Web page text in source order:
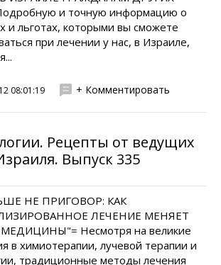
и точную информацию о
и льготах, которыми вы сможете
при лечении у нас, в Израиле,
08:01:19 + Комментировать
Рецепты от ведущих
Выпуск 335
НЕ ПРИГОВОР: КАК
ЛЕЧЕНИЕ МЕНЯЕТ
Несмотря на великие
в химиотерапии, лучевой терапии и
традиционные методы лечения